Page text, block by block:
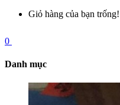
Giỏ hàng của bạn trống!
0
Danh mục